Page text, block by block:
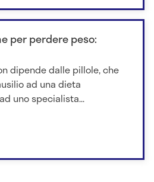
per perdere peso:
dipende dalle pillole, che
ad una dieta
uno specialista...